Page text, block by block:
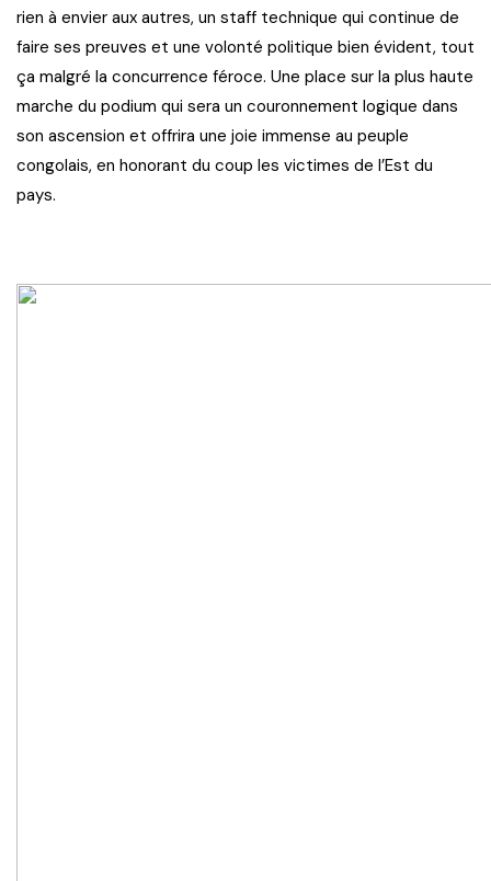
rien à envier aux autres, un staff technique qui continue de
faire ses preuves et une volonté politique bien évident, tout
ça malgré la concurrence féroce. Une place sur la plus haute
marche du podium qui sera un couronnement logique dans
son ascension et offrira une joie immense au peuple
congolais, en honorant du coup les victimes de l’Est du
pays.